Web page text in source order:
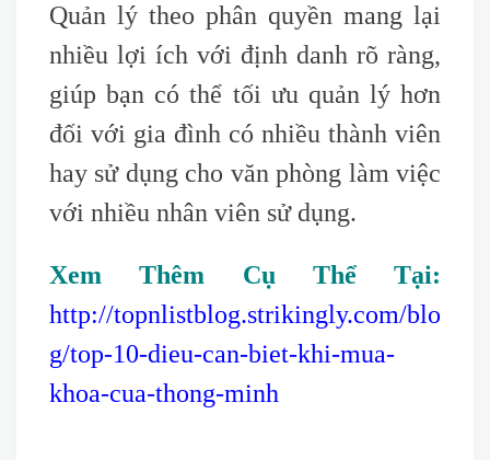
Quản lý theo phân quyền mang lại
nhiều lợi ích với định danh rõ ràng,
giúp bạn có thể tối ưu quản lý hơn
đối với gia đình có nhiều thành viên
hay sử dụng cho văn phòng làm việc
với nhiều nhân viên sử dụng.
Xem Thêm Cụ Thể Tại:
http://topnlistblog.strikingly.com/blo
g/top-10-dieu-can-biet-khi-mua-
khoa-cua-thong-minh